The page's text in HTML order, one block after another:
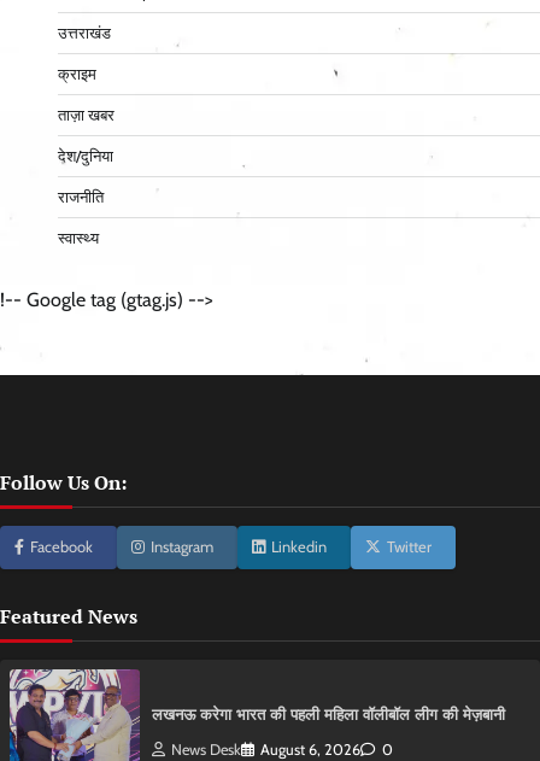
उत्तराखंड
क्राइम
ताज़ा खबर
देश/दुनिया
राजनीति
स्वास्थ्य
!-- Google tag (gtag.js) -->
Follow Us On:
Facebook Instagram Linkedin Twitter
Featured News
लखनऊ करेगा भारत की पहली महिला वॉलीबॉल लीग की मेज़बानी
News Desk August 6, 2026 0